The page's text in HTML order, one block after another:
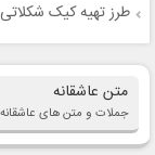
طرز تهیه کیک شکلاتی 3 تخم مرغی
متن عاشقانه
جملات و متن های